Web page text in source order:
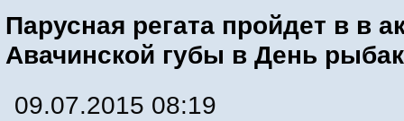
Парусная регата пройдет в в
Авачинской губы в День
09.07.2015 08:19